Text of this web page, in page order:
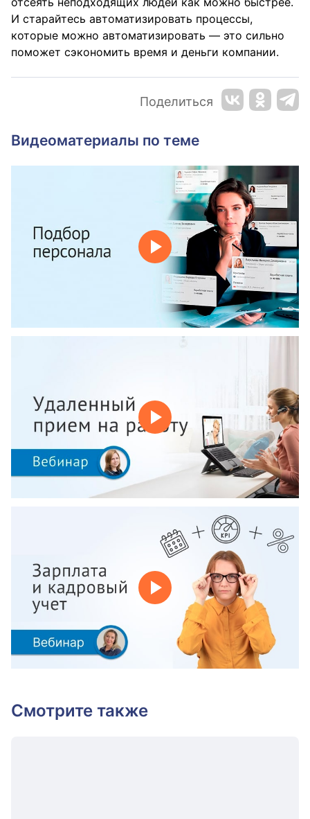
И старайтесь автоматизировать процессы,
которые можно автоматизировать — это сильно
поможет сэкономить время и деньги компании.
Поделиться
Видеоматериалы по теме
Смотрите также